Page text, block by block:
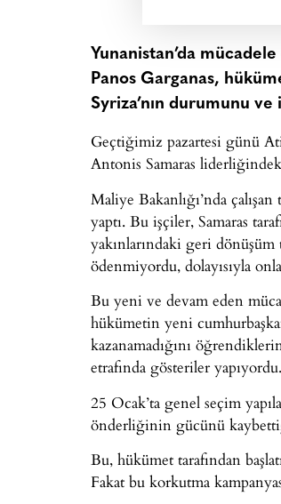
Yunanistan’da
Panos Garganas,
Syriza’nın durumunu ve
Geçtiğimiz pazartesi günü
Antonis Samaras
Maliye Bakanlığı’nda
yaptı. Bu işçiler, Samaras
yakınlarındaki geri
ödenmiyordu, dolayısıyla
Bu yeni ve devam eden
hükümetin yeni
kazanamadığını
etrafında gösteriler
25 Ocak’ta genel seçim
önderliğinin gücünü
Bu, hükümet tarafından
Fakat bu korkutma